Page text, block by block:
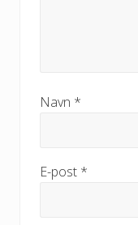
Navn *
E-post *